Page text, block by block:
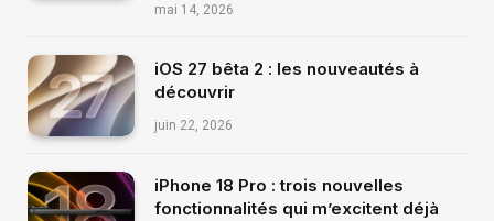
mai 14, 2026
iOS 27 bêta 2 : les nouveautés à
découvrir
juin 22, 2026
iPhone 18 Pro : trois nouvelles
fonctionnalités qui m’excitent déjà